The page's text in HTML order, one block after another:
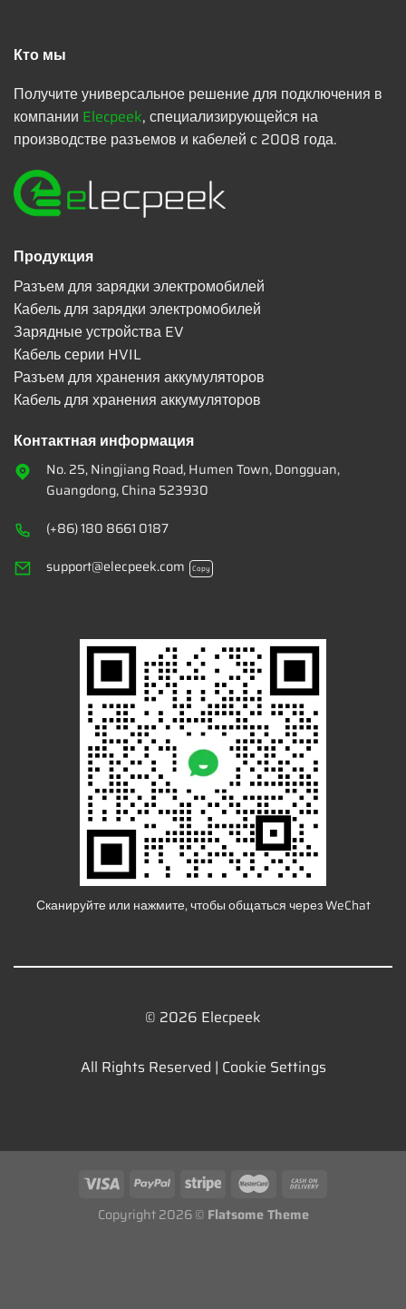
Кто мы
Получите универсальное решение для подключения в
компании Elecpeek, специализирующейся на
производстве разъемов и кабелей с 2008 года.
Продукция
Разъем для зарядки электромобилей
Кабель для зарядки электромобилей
Зарядные устройства EV
Кабель серии HVIL
Разъем для хранения аккумуляторов
Кабель для хранения аккумуляторов
Контактная информация
No. 25, Ningjiang Road, Humen Town, Dongguan,
Guangdong, China 523930
(+86) 180 8661 0187
support@elecpeek.com
Copy
Сканируйте или нажмите, чтобы общаться через WeChat
© 2026 Elecpeek
All Rights Reserved | Cookie Settings
Copyright 2026 © Flatsome Theme